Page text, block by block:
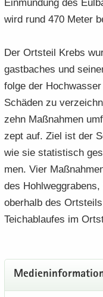
Ein­mün­dung des
wird rund 470 Meter
Der Orts­teil Krebs
gast­ba­ches und
fol­ge der
Schä­den zu
zehn Maß­nah­men
zept auf. Ziel ist der
wie sie sta­tis­tisch
men. Vier
des
ober­halb des
Teich­ab­lau­fes im